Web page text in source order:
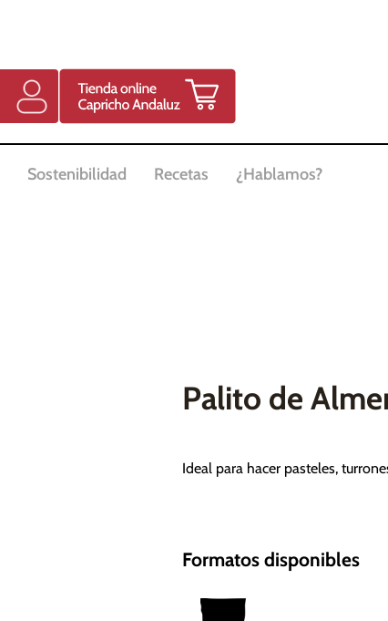
Sostenibilidad Recetas ¿Hablamos?
Palito de
Ideal para hacer pasteles,
Formatos disponibles